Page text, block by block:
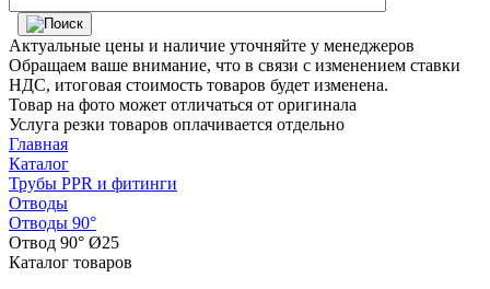
Актуальные цены и наличие уточняйте у менеджеров
Обращаем ваше внимание, что в связи с изменением ставки
НДС, итоговая стоимость товаров будет изменена.
Товар на фото может отличаться от оригинала
Услуга резки товаров оплачивается отдельно
Главная
Каталог
Трубы PPR и фитинги
Отводы
Отводы 90°
Отвод 90° Ø25
Каталог товаров